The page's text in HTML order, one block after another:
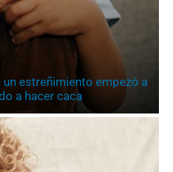
un estreñimiento empezó a
a hacer caca